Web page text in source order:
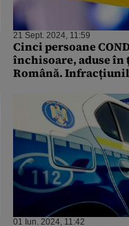
21 Sept. 2024, 11:59
Cinci persoane
închisoare, aduse în
Română.
Belgia
01 Iun. 2024, 11:42